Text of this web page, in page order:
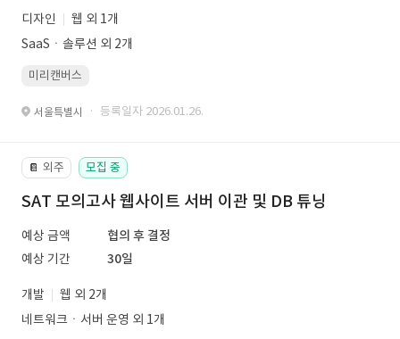
디자인
웹 외 1개
SaaSㆍ솔루션 외 2개
미리캔버스
서울특별시 · 등록일자 2026.01.26.
📔 외주 모집 중
SAT 모의고사 웹사이트 서버 이관 및 DB 튜닝
예상 금액
협의 후 결정
예상 기간
30일
개발
웹 외 2개
네트워크ㆍ서버 운영 외 1개